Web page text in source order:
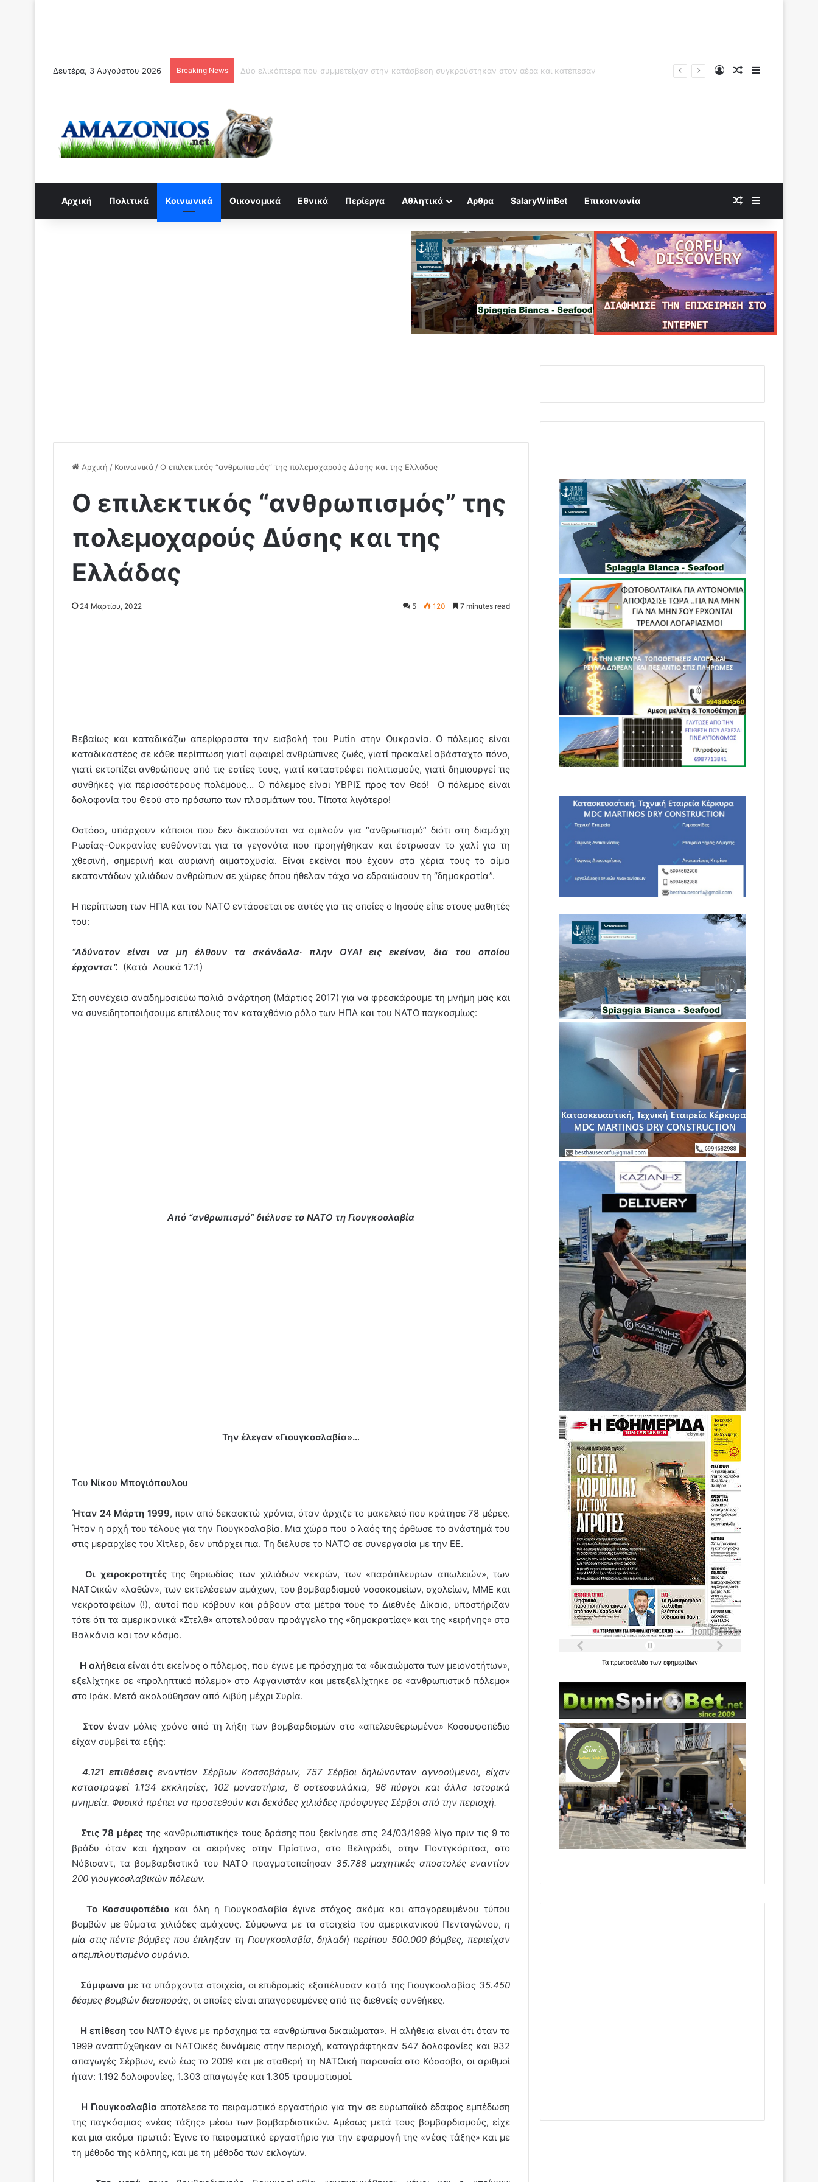
Δευτέρα, 3 Αυγούστου 2026 Breaking News Συναγερμός για κραχ τύπου 1929 και τραπεζική κατάρρευση Log InRandom Article
Αρχική Πολιτικά Κοινωνικά Οικονομικά Εθνικά Περίεργα Αθλητικά Αρθρα SalaryWinBet Επικοινωνία Random Article
Αρχική / Κοινωνικά /Ο επιλεκτικός “ανθρωπισμός” της πολεμοχαρούς Δύσης και της Ελλάδας
Ο επιλεκτικός “ανθρωπισμός” της
πολεμοχαρούς Δύσης και της
Ελλάδας
24 Μαρτίου, 2022 5 120 7 minutes read
Βεβαίως και καταδικάζω απερίφραστα την εισβολή του Putin στην Ουκρανία. Ο πόλεμος είναι
καταδικαστέος σε κάθε περίπτωση γιατί αφαιρεί ανθρώπινες ζωές, γιατί προκαλεί αβάσταχτο πόνο,
γιατί εκτοπίζει ανθρώπους από τις εστίες τους, γιατί καταστρέφει πολιτισμούς, γιατί δημιουργεί τις
συνθήκες για περισσότερους πολέμους… Ο πόλεμος είναι ΥΒΡΙΣ προς τον Θεό! Ο πόλεμος είναι
δολοφονία του Θεού στο πρόσωπο των πλασμάτων του. Τίποτα λιγότερο!
Ωστόσο, υπάρχουν κάποιοι που δεν δικαιούνται να ομιλούν για “ανθρωπισμό” διότι στη διαμάχη
Ρωσίας-Ουκρανίας ευθύνονται για τα γεγονότα που προηγήθηκαν και έστρωσαν το χαλί για τη
χθεσινή, σημερινή και αυριανή αιματοχυσία. Είναι εκείνοι που έχουν στα χέρια τους το αίμα
εκατοντάδων χιλιάδων ανθρώπων σε χώρες όπου ήθελαν τάχα να εδραιώσουν τη “δημοκρατία”.
Η περίπτωση των ΗΠΑ και του ΝΑΤΟ εντάσσεται σε αυτές για τις οποίες ο Ιησούς είπε στους μαθητές
του:
“Αδύνατον είναι να μη έλθουν τα σκάνδαλα· πλην ΟΥΑΙ εις εκείνον, δια του οποίου
έρχονται”. (Κατά Λουκά 17:1)
Στη συνέχεια αναδημοσιεύω παλιά ανάρτηση (Μάρτιος 2017) για να φρεσκάρουμε τη μνήμη μας και
να συνειδητοποιήσουμε επιτέλους τον καταχθόνιο ρόλο των ΗΠΑ και του ΝΑΤΟ παγκοσμίως:
Από “ανθρωπισμό” διέλυσε το ΝΑΤΟ τη Γιουγκοσλαβία
Την έλεγαν «Γιουγκοσλαβία»…
Του Νίκου Μπογιόπουλου
Ήταν 24 Μάρτη 1999, πριν από δεκαοκτώ χρόνια, όταν άρχιζε το μακελειό που κράτησε 78 μέρες.
Ήταν η αρχή του τέλους για την Γιουγκοσλαβία. Μια χώρα που ο λαός της όρθωσε το ανάστημά του
στις μεραρχίες του Χίτλερ, δεν υπάρχει πια. Τη διέλυσε το ΝΑΤΟ σε συνεργασία με την ΕΕ.
Οι χειροκροτητέςτης θηριωδίας των χιλιάδων νεκρών, των «παράπλευρων απωλειών», των
ΝΑΤΟικών «λαθών», των εκτελέσεων αμάχων, του βομβαρδισμού νοσοκομείων, σχολείων, ΜΜΕ και
νεκροταφείων (!), αυτοί που κόβουν και ράβουν στα μέτρα τους το Διεθνές Δίκαιο, υποστήριζαν
τότε ότι τα αμερικανικά «Στελθ» αποτελούσαν προάγγελο της «δημοκρατίας» και της «ειρήνης» στα
Βαλκάνια και τον κόσμο.
Η αλήθεια είναι ότι εκείνος ο πόλεμος, που έγινε με πρόσχημα τα «δικαιώματα των μειονοτήτων»,
εξελίχτηκε σε «προληπτικό πόλεμο» στο Αφγανιστάν και μετεξελίχτηκε σε «ανθρωπιστικό πόλεμο»
στο Ιράκ. Μετά ακολούθησαν από Λιβύη μέχρι Συρία.
Στον έναν μόλις χρόνο από τη λήξη των βομβαρδισμών στο «απελευθερωμένο» Κοσσυφοπέδιο
είχαν συμβεί τα εξής:
4.121 επιθέσεις εναντίον Σέρβων Κοσσοβάρων, 757 Σέρβοι δηλώνονταν αγνοούμενοι, είχαν
καταστραφεί 1.134 εκκλησίες, 102 μοναστήρια, 6 οστεοφυλάκια, 96 πύργοι και άλλα ιστορικά
μνημεία. Φυσικά πρέπει να προστεθούν και δεκάδες χιλιάδες πρόσφυγες Σέρβοι από την περιοχή.
Στις 78 μέρεςτης «ανθρωπιστικής» τους δράσης που ξεκίνησε στις 24/03/1999 λίγο πριν τις 9 το
βράδυ όταν και ήχησαν οι σειρήνες στην Πρίστινα, στο Βελιγράδι, στην Ποντγκόριτσα, στο
Νόβισαντ, τα βομβαρδιστικά του ΝΑΤΟ πραγματοποίησαν 35.788 μαχητικές αποστολές εναντίον
200 γιουγκοσλαβικών πόλεων.
Το Κοσσυφοπέδιοκαι όλη η Γιουγκοσλαβία έγινε στόχος ακόμα και απαγορευμένου τύπου
βομβών με θύματα χιλιάδες αμάχους. Σύμφωνα με τα στοιχεία του αμερικανικού Πενταγώνου, η
μία στις πέντε βόμβες που έπληξαν τη Γιουγκοσλαβία, δηλαδή περίπου 500.000 βόμβες, περιείχαν
απεμπλουτισμένο ουράνιο.
Σύμφωνα με τα υπάρχοντα στοιχεία, οι επιδρομείς εξαπέλυσαν κατά της Γιουγκοσλαβίας 35.450
δέσμες βομβών διασποράς, οι οποίες είναι απαγορευμένες από τις διεθνείς συνθήκες.
Η επίθεση του ΝΑΤΟ έγινε με πρόσχημα τα «ανθρώπινα δικαιώματα». Η αλήθεια είναι ότι όταν το
1999 αναπτύχθηκαν οι ΝΑΤΟικές δυνάμεις στην περιοχή, καταγράφτηκαν 547 δολοφονίες και 932
απαγωγές Σέρβων, ενώ έως το 2009 και με σταθερή τη ΝΑΤΟική παρουσία στο Κόσσοβο, οι αριθμοί
ήταν: 1.192 δολοφονίες, 1.303 απαγωγές και 1.305 τραυματισμοί.
Η Γιουγκοσλαβία αποτέλεσε το πειραματικό εργαστήριο για την σε ευρωπαϊκό έδαφος εμπέδωση
της παγκόσμιας «νέας τάξης» μέσω των βομβαρδιστικών. Αμέσως μετά τους βομβαρδισμούς, είχε
και μια ακόμα πρωτιά: Έγινε το πειραματικό εργαστήριο για την εφαρμογή της «νέας τάξης» και με
τη μέθοδο της κάλπης, και με τη μέθοδο των εκλογών.
Ταπρωτοσέλιδατωνεφημερίδων